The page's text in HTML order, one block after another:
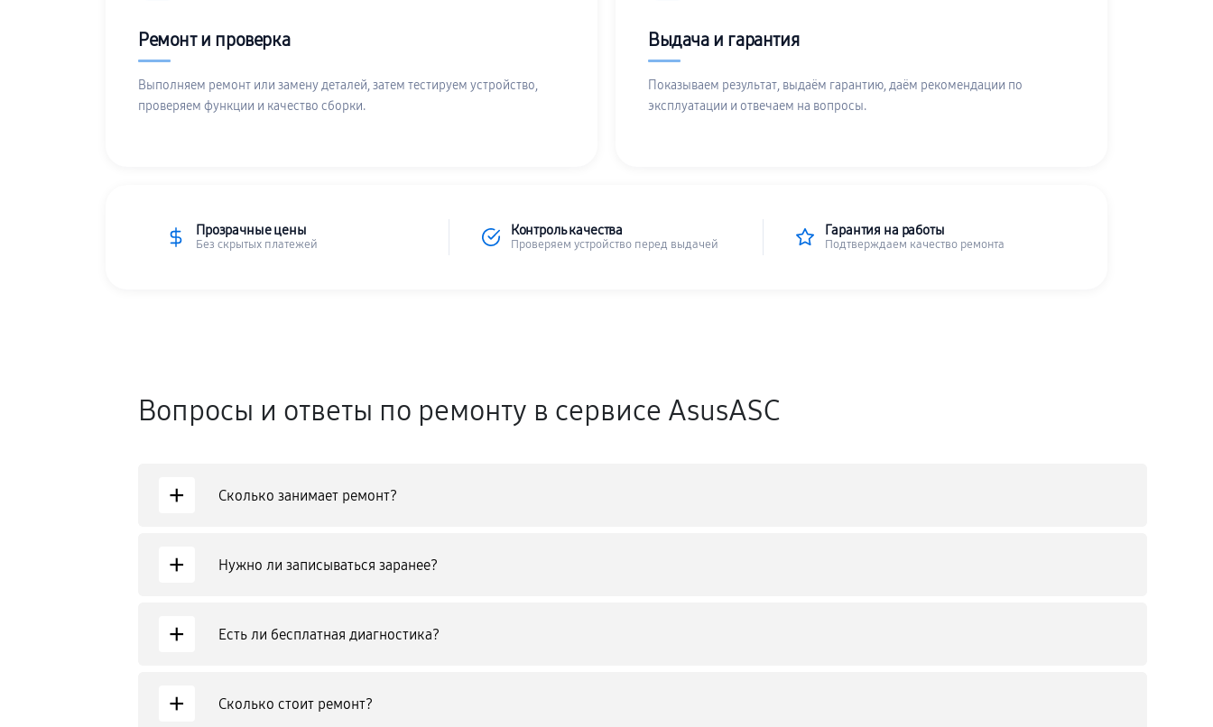
Ремонт и проверка
Выполняем ремонт или замену деталей, затем тестируем устройство,
проверяем функции и качество сборки.
Выдача и гарантия
Показываем результат, выдаём гарантию, даём рекомендации по
эксплуатации и отвечаем на вопросы.
Прозрачные цены
Без скрытых платежей
Контроль качества
Проверяем устройство перед выдачей
Гарантия на работы
Подтверждаем качество ремонта
Вопросы и ответы по ремонту в сервисе AsusASC
+ Сколько занимает ремонт?
+ Нужно ли записываться заранее?
+ Есть ли бесплатная диагностика?
+ Сколько стоит ремонт?